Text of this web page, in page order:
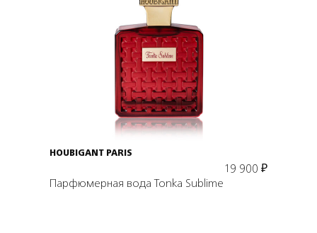
Подробнее
В корзину
HOUBIGANT PARIS
19 900 ₽
Парфюмерная вода Tonka Sublime